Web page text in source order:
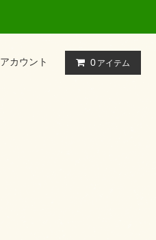
アカウント 0 アイテム